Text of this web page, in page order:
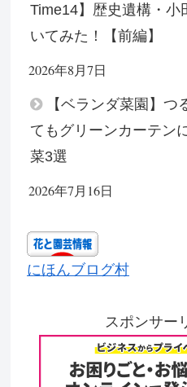
Time14】歴史遺構・小
いてみた！【前編】
2026年8月7日
【ベランダ菜園】つ
てもグリーンカーテン
菜3選
2026年7月16日
にほんブログ村
スポンサー